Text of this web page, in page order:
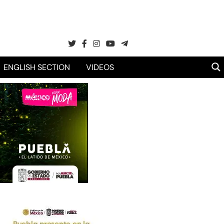
ENGLISH SECTION VIDEOS